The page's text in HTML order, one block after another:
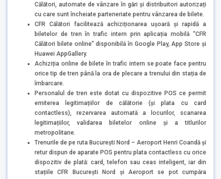
Călători, automate de vânzare în gări și distribuitori autorizați
cu care sunt încheiate parteneriate pentru vânzarea de bilete.
CFR Călători facilitează achiziționarea ușoară și rapidă a
biletelor de tren în trafic intern prin aplicația mobilă “CFR
Călători bilete online” disponibilă în Google Play, App Store și
Huawei AppGallery.
Achiziția online de bilete în trafic intern se poate face pentru
orice tip de tren până la ora de plecare a trenului din stația de
îmbarcare.
Personalul de tren este dotat cu dispozitive POS ce permit
emiterea legitimațiilor de călătorie (și plata cu card
contactless), rezervarea automată a locurilor, scanarea
legitimațiilor, validarea biletelor online și a titlurilor
metropolitane.
Trenurile de pe ruta București Nord – Aeroport Henri Coandă și
retur dispun de aparate POS pentru plata contactless cu orice
dispozitiv de plată: card, telefon sau ceas inteligent, iar din
stațiile CFR București Nord și Aeroport se pot cumpăra